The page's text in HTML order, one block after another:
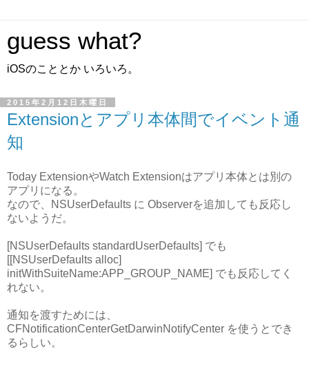
guess what?
iOSのこととか いろいろ。
2015年2月12日木曜日
Extensionとアプリ本体間でイベント通
知
Today ExtensionやWatch Extensionはアプリ本体とは別の
アプリになる。
なので、NSUserDefaults に Observerを追加しても反応し
ないようだ。
[NSUserDefaults standardUserDefaults] でも
[[NSUserDefaults alloc]
initWithSuiteName:APP_GROUP_NAME] でも反応してく
れない。
通知を渡すためには、
CFNotificationCenterGetDarwinNotifyCenter を使うとでき
るらしい。